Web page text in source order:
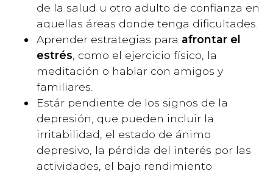
de la salud u otro adulto de confianza en
aquellas áreas donde tenga dificultades.
Aprender estrategias para afrontar el
estrés , como el ejercicio físico, la
meditación o hablar con amigos y
familiares.
Estár pendiente de los signos de la
depresión, que pueden incluir la
irritabilidad, el estado de ánimo
depresivo, la pérdida del interés por las
actividades, el bajo rendimiento